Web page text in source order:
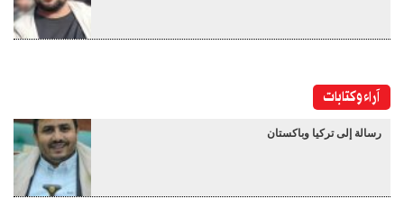
آراء وكتابات
رسالة إلى تركيا وباكستان